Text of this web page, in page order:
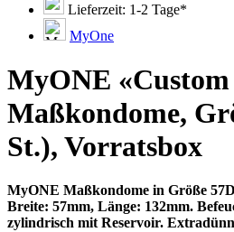
Lieferzeit: 1-2 Tage*
MyOne
MyONE
Maßkondome,
St.), Vorratsbox
MyONE Maßkondome in Größe
Breite: 57mm, Länge: 132mm.
zylindrisch mit Reservoir.